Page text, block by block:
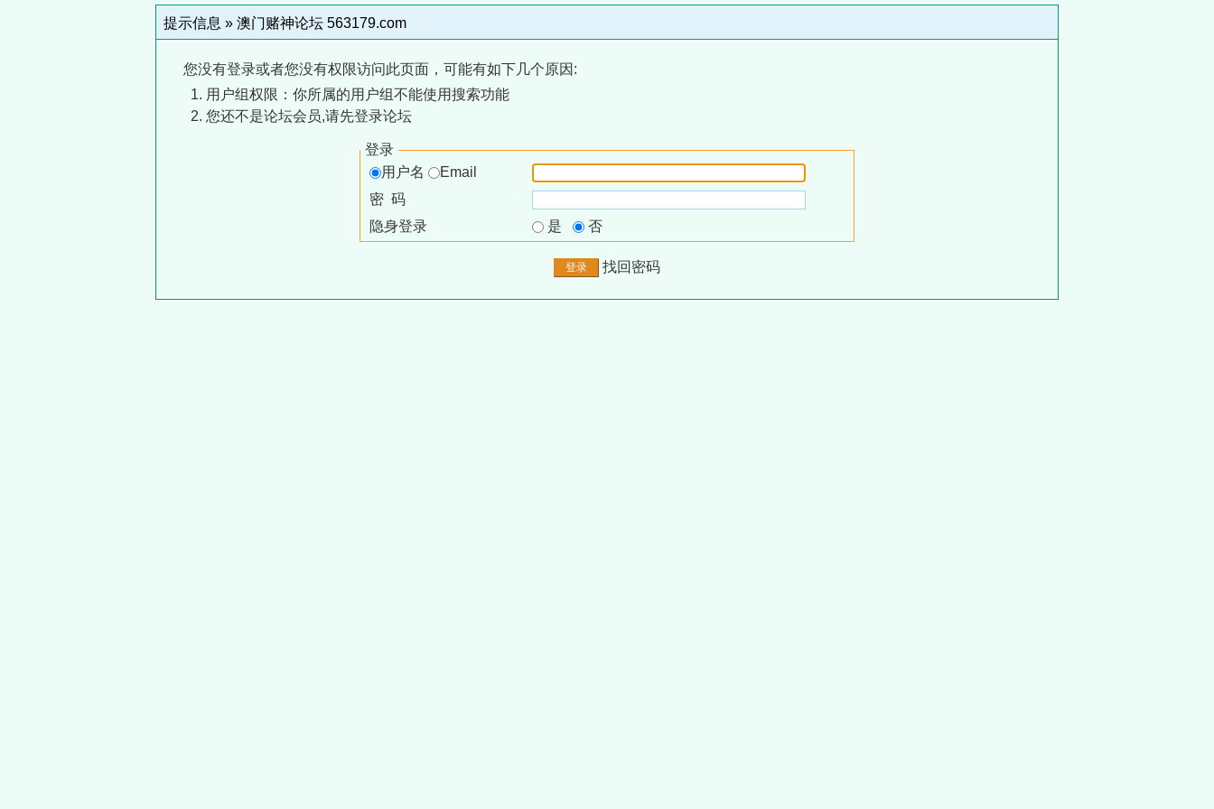
提示信息 » 澳门赌神论坛 563179.com
您没有登录或者您没有权限访问此页面，可能有如下几个原因:
用户组权限：你所属的用户组不能使用搜索功能
您还不是论坛会员,请先登录论坛
登录
用户名
Email
密 码
隐身登录
是 否
找回密码